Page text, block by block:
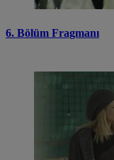
6. Bölüm Fragmanı